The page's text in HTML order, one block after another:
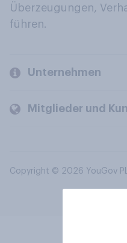
Überzeugungen,
führen.
Unternehmen
Mitglieder und
Copyright © 2026 YouGov